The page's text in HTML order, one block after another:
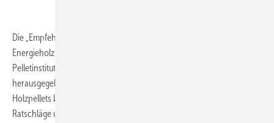
Die „Empfehlungen zur Lagerung von Holzpellets“ des Deutschen
Energieholz- und Pellet-Verbands (DEPV) und des Deutschen
Pelletins­tituts (DEPI) sind in einer komplett überarbeiteten Auflage neu
herausgegeben worden. Die Broschüre gibt für die Lagerung von
Holzpellets bau- und sicherheitstechnische sowie qualitative
Ratschläge und erleichtert somit die Auswahl eines passenden